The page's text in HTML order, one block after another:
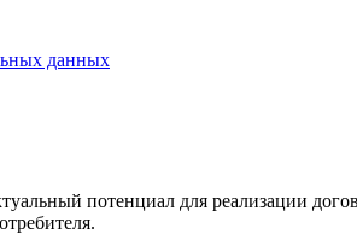
данных
потенциал для реализации